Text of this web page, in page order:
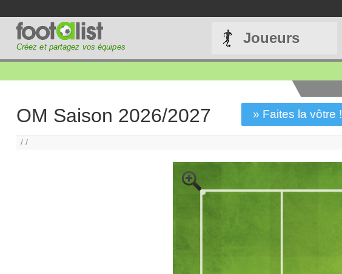
Créez et partagez vos équipes
Joueurs
OM Saison 2026/2027 » Faites la vôtre !
/ /